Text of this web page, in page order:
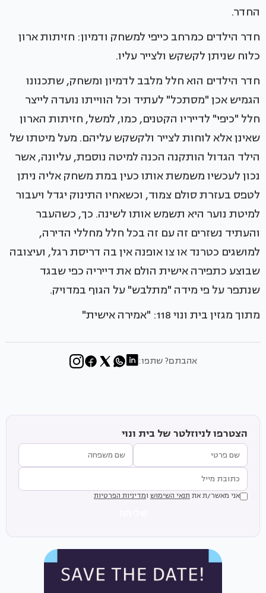
החדר.
חדר הילדים כמרחב כייפי למשחק ודמיון: חזיתות ארון
כלוח שניתן לקשקש ולצייר עליו.
חדר הילדים הוא חלל מלבב לדמיון ומשחק, שתכנונו
הגמיש אכן "מסתכל" לעתיד וכל הווייתו נועדה לייצר
חלל "כיפי" לדייריו הקטנים, כמו, למשל, חזיתות הארון
שאינן אלא לוחות לצייר ולקשקש עליהם. מעל מיטתו של
הילד הגדול הותקנה הכנה למיטה נוספת, עליונה, אשר
נכון לעכשיו משמשת אותו כעין במת משחק אליה ניתן
לטפס בעזרת סולם צמוד, וכשאחיו התינוק יגדל ויעבור
למיטת נוער היא תשמש אותו לשינה. כך, כשהעבר
והעתיד נשזרים זה עם זה בכל חלל מחללי הדירה,
למושגים כטרנד או צו אופנה אין בה דריסת רגל, ועיצובה
שבוצע כתפירה אישית הולם את דייריה כפי שבגד
שנתפר על פי מידה "מתלבש" על הגוף במדויק.
מתוך מגזין בית ונוי 118: "אמירה אישית"
אהבתם? שתפו:
הצטרפו לניוזלטר של בית ונוי
אני מאשר/ת את תנאי השימוש ומדיניות הפרטיות